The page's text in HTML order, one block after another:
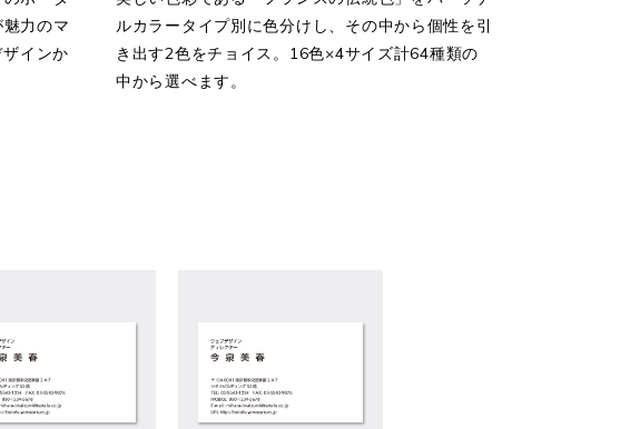
力のマ
インか
ルカラータイプ別に色分けし、その中から個性を引
き出す2色をチョイス。16色×4サイズ計64種類の
中から選べます。